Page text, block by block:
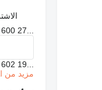
27...
19...
مزيد من